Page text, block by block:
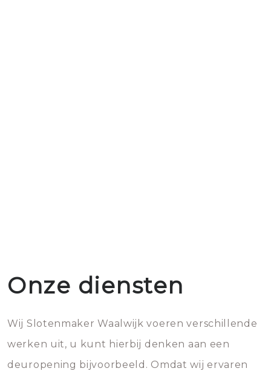
Onze diensten
Wij Slotenmaker Waalwijk voeren verschillende
werken uit, u kunt hierbij denken aan een
deuropening bijvoorbeeld. Omdat wij ervaren